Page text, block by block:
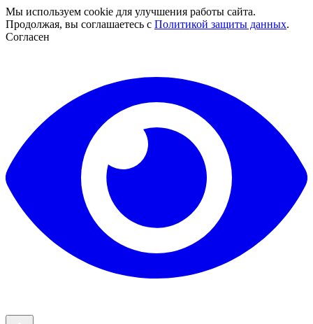
Мы используем cookie для улучшения работы сайта.
Продолжая, вы соглашаетесь с Политикой защиты данных.
Согласен